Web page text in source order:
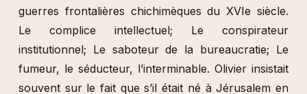
guerres frontalières chichimèques du XVIe siècle.
Le complice intellectuel; Le conspirateur
institutionnel; Le saboteur de la bureaucratie; Le
fumeur, le séducteur, l’interminable. Olivier insistait
souvent sur le fait que s’il était né à Jérusalem en